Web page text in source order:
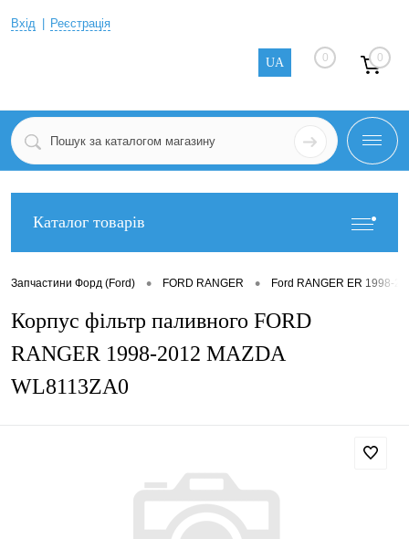
Вхід Реєстрація
UA 0 0
Каталог товарів
Запчастини Форд (Ford) • FORD RANGER • Ford RANGER ER 1998-
Корпус фільтр паливного FORD
RANGER 1998-2012 MAZDA
WL8113ZA0